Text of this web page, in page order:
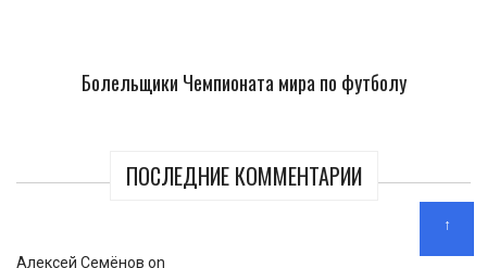
Болельщики Чемпионата мира по футболу
ПОСЛЕДНИЕ КОММЕНТАРИИ
Алексей Семёнов on
↑